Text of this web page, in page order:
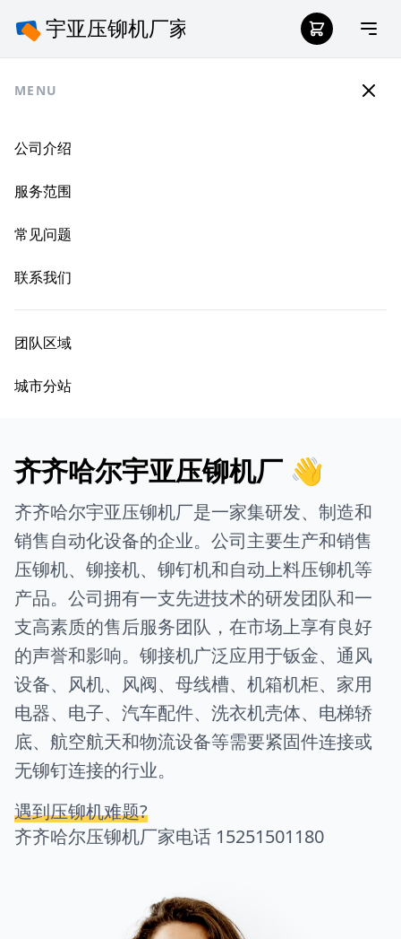
MENU
公司介绍
服务范围
常见问题
联系我们
团队区域
城市分站
齐齐哈尔宇亚压铆机厂 👋
齐齐哈尔宇亚压铆机厂是一家集研发、制造和
销售自动化设备的企业。公司主要生产和销售
压铆机、铆接机、铆钉机和自动上料压铆机等
产品。公司拥有一支先进技术的研发团队和一
支高素质的售后服务团队，在市场上享有良好
的声誉和影响。铆接机广泛应用于钣金、通风
设备、风机、风阀、母线槽、机箱机柜、家用
电器、电子、汽车配件、洗衣机壳体、电梯轿
底、航空航天和物流设备等需要紧固件连接或
无铆钉连接的行业。
遇到压铆机难题?
齐齐哈尔压铆机厂家电话 15251501180